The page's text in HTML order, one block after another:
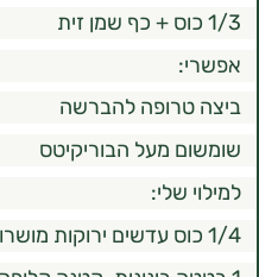
להברשה
מעל הבוריקיטס